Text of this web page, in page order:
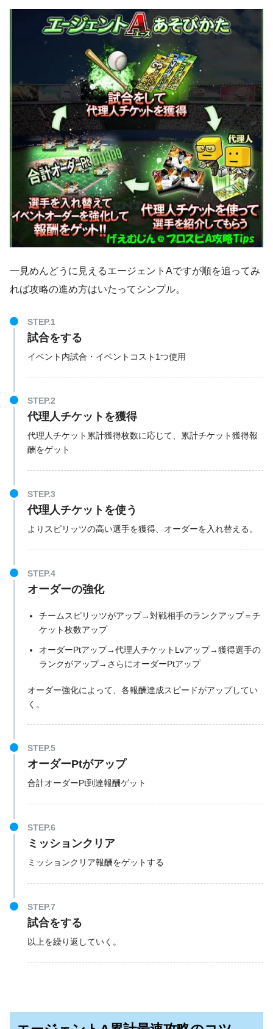
一見めんどうに見えるエージェントAですが順を追ってみ
れば攻略の進め方はいたってシンプル。
STEP.1
試合をする
イベント内試合・イベントコスト1つ使用
STEP.2
代理人チケットを獲得
代理人チケット累計獲得枚数に応じて、累計チケット獲得報
酬をゲット
STEP.3
代理人チケットを使う
よりスピリッツの高い選手を獲得、オーダーを入れ替える。
STEP.4
オーダーの強化
チームスピリッツがアップ→対戦相手のランクアップ＝チ
ケット枚数アップ
オーダーPtアップ→代理人チケットLvアップ→獲得選手の
ランクがアップ→さらにオーダーPtアップ
オーダー強化によって、各報酬達成スピードがアップしてい
く。
STEP.5
オーダーPtがアップ
合計オーダーPt到達報酬ゲット
STEP.6
ミッションクリア
ミッションクリア報酬をゲットする
STEP.7
試合をする
以上を繰り返していく。